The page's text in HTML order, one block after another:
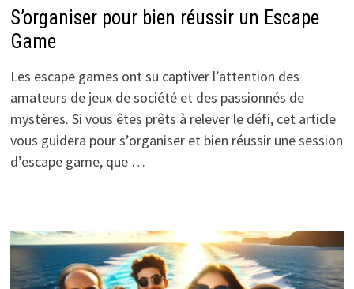
S’organiser pour bien réussir un Escape
Game
Les escape games ont su captiver l’attention des
amateurs de jeux de société et des passionnés de
mystères. Si vous êtes prêts à relever le défi, cet article
vous guidera pour s’organiser et bien réussir une session
d’escape game, que …